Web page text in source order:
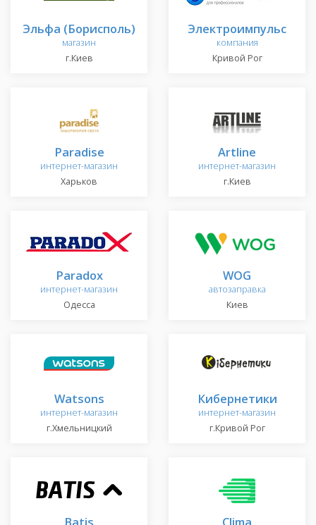
Эльфа (Борисполь)
магазин
г.Киев
Электроимпульс
компания
Кривой Рог
Paradise
интернет-магазин
Харьков
Artline
интернет-магазин
г.Киев
Paradox
интернет-магазин
Одесса
WOG
автозаправка
Киев
Watsons
интернет-магазин
г.Хмельницкий
Кибернетики
интернет-магазин
г.Кривой Рог